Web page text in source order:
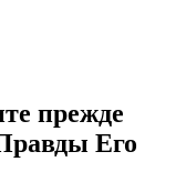
прежде
Его